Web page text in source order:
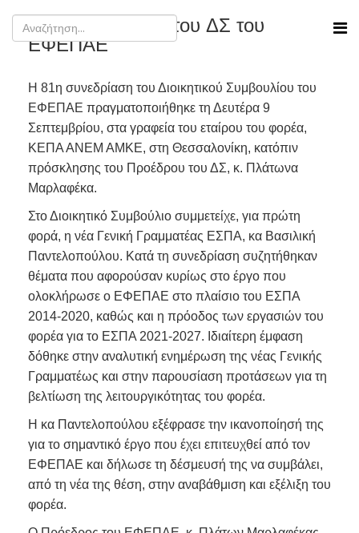
81η Συνεδρίαση του ΔΣ του
ΕΦΕΠΑΕ
Η 81η συνεδρίαση του Διοικητικού Συμβουλίου του
ΕΦΕΠΑΕ πραγματοποιήθηκε τη Δευτέρα 9
Σεπτεμβρίου, στα γραφεία του εταίρου του φορέα,
ΚΕΠΑ ΑΝΕΜ ΑΜΚΕ, στη Θεσσαλονίκη, κατόπιν
πρόσκλησης του Προέδρου του ΔΣ, κ. Πλάτωνα
Μαρλαφέκα.
Στο Διοικητικό Συμβούλιο συμμετείχε, για πρώτη
φορά, η νέα Γενική Γραμματέας ΕΣΠΑ, κα Βασιλική
Παντελοπούλου. Κατά τη συνεδρίαση συζητήθηκαν
θέματα που αφορούσαν κυρίως στο έργο που
ολοκλήρωσε ο ΕΦΕΠΑΕ στο πλαίσιο του ΕΣΠΑ
2014-2020, καθώς και η πρόοδος των εργασιών του
φορέα για το ΕΣΠΑ 2021-2027. Ιδιαίτερη έμφαση
δόθηκε στην αναλυτική ενημέρωση της νέας Γενικής
Γραμματέως και στην παρουσίαση προτάσεων για τη
βελτίωση της λειτουργικότητας του φορέα.
Η κα Παντελοπούλου εξέφρασε την ικανοποίησή της
για το σημαντικό έργο που έχει επιτευχθεί από τον
ΕΦΕΠΑΕ και δήλωσε τη δέσμευσή της να συμβάλει,
από τη νέα της θέση, στην αναβάθμιση και εξέλιξη του
φορέα.